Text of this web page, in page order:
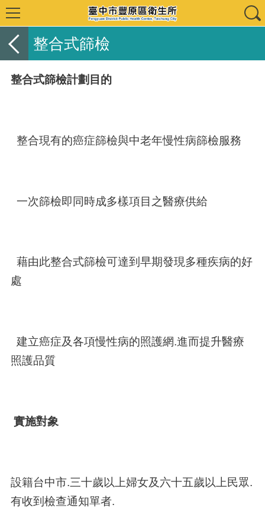
整合式篩檢
整合式篩檢計劃目的
整合現有的癌症篩檢與中老年慢性病篩檢服務
一次篩檢即同時成多樣項目之醫療供給
藉由此整合式篩檢可達到早期發現多種疾病的好
處
建立癌症及各項慢性病的照護網.進而提升醫療
照護品質
實施對象
設籍台中市.三十歲以上婦女及六十五歲以上民眾.
有收到檢查通知單者.